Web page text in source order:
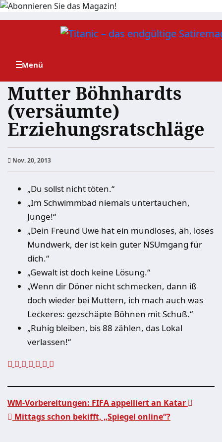
Zum
Mutter Böhnhardts
(versäumte)
Erziehungsratschläge
Nov. 20, 2013
„Du sollst nicht töten.“
„Im Schwimmbad niemals untertauchen,
Junge!“
„Dein Freund Uwe hat ein mundloses, äh, loses
Mundwerk, der ist kein guter NSUmgang für
dich.“
„Gewalt ist doch keine Lösung.“
„Wenn dir Döner nicht schmecken, dann iß
doch wieder bei Muttern, ich mach auch was
Leckeres: gezschäpte Böhnen mit Schuß.“
„Ruhig bleiben, bis 88 zählen, das Lokal
verlassen!“
WM-Vorbereitungen: FIFA appelliert an Katar
Mittags schon bekifft, „Spiegel online“?